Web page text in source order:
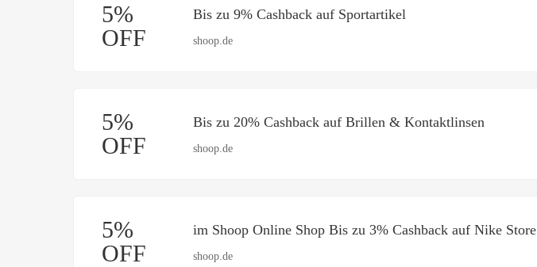
5%
OFF
Bis zu 9% Cashback auf Sportartikel
shoop.de
5%
OFF
Bis zu 20% Cashback auf Brillen & Kontaktlinsen
shoop.de
5%
OFF
im Shoop Online Shop Bis zu 3% Cashback auf Nike Store
shoop.de